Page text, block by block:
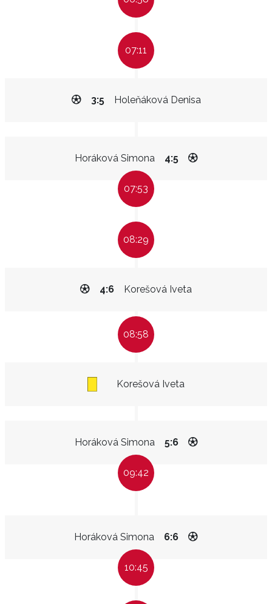
07:11
Holeňáková Denisa
3:5
Horáková Simona 4:5
07:53
08:29
Korešová Iveta
4:6
08:58
Korešová Iveta
Horáková Simona 5:6
09:42
Horáková Simona 6:6
10:45